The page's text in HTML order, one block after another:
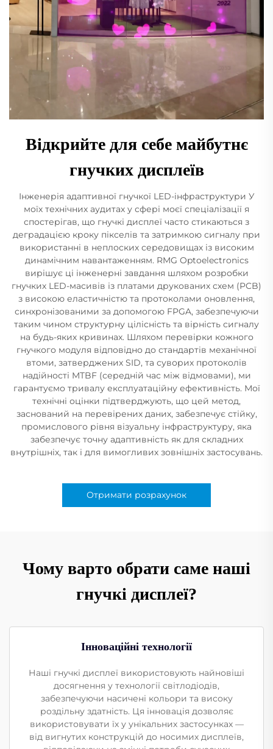
Відкрийте для себе майбутнє
гнучких дисплеїв
Інженерія адаптивної гнучкої LED-інфраструктури У
моїх технічних аудитах у сфері моєї спеціалізації я
спостерігав, що гнучкі дисплеї часто стикаються з
деградацією кроку пікселів та затримкою сигналу при
використанні в неплоских середовищах із високим
динамічним навантаженням. RMG Optoelectronics
вирішує ці інженерні завдання шляхом розробки
гнучких LED-масивів із платами друкованих схем (PCB)
з високою еластичністю та протоколами оновлення,
синхронізованими за допомогою FPGA, забезпечуючи
таким чином структурну цілісність та вірність сигналу
на будь-яких кривинах. Шляхом перевірки кожного
гнучкого модуля відповідно до стандартів механічної
втоми, затверджених SID, та суворих протоколів
надійності MTBF (середній час між відмовами), ми
гарантуємо тривалу експлуатаційну ефективність. Мої
технічні оцінки підтверджують, що цей метод,
заснований на перевірених даних, забезпечує стійку,
промислового рівня візуальну інфраструктуру, яка
забезпечує точну адаптивність як для складних
внутрішніх, так і для вимогливих зовнішніх застосувань.
Отримати розрахунок
Чому варто обрати саме наші
гнучкі дисплеї?
Інноваційні технології
Наші гнучкі дисплеї використовують найновіші
досягнення у технології світлодіодів,
забезпечуючи насичені кольори та високу
роздільну здатність. Ця інновація дозволяє
використовувати їх у унікальних застосунках —
від вигнутих конструкцій до носимих дисплеїв,